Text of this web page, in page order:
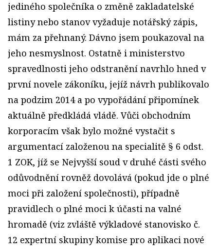
jediného společníka o změně zakladatelské
listiny nebo stanov vyžaduje notářský zápis,
mám za přehnaný. Dávno jsem poukazoval na
jeho nesmyslnost. Ostatně i ministerstvo
spravedlnosti jeho odstranění navrhlo hned v
první novele zákoníku, jejíž návrh publikovalo
na podzim 2014 a po vypořádání připomínek
aktuálně předkládá vládě. Vůči obchodním
korporacím však bylo možné vystačit s
argumentací založenou na specialitě § 6 odst.
1 ZOK, jíž se Nejvyšší soud v druhé části svého
odůvodnění rovněž dovolává (pokud jde o plné
moci při založení společnosti), případně
pravidlech o plné moci k účasti na valné
hromadě (viz zvláště výkladové stanovisko č.
12 expertní skupiny komise pro aplikaci nové